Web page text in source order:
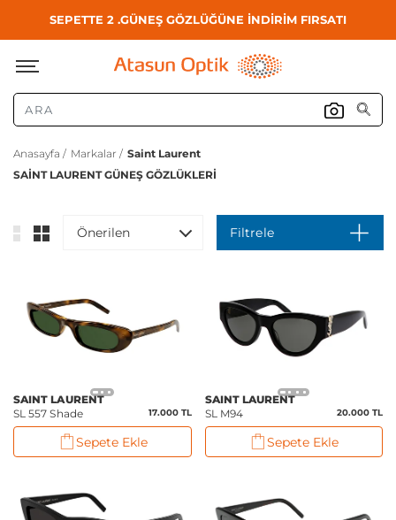
SEPETTE 2 .GÜNEŞ GÖZLÜĞÜNE İNDİRİM FIRSATI
Anasayfa / Markalar / Saint Laurent
SAINT LAURENT GÜNEŞ GÖZLÜKLERI
Önerilen Filtrele
SAINT LAURENT
SL 557 Shade
17.000 TL
Sepete Ekle
SAINT LAURENT
SL M94
20.000 TL
Sepete Ekle